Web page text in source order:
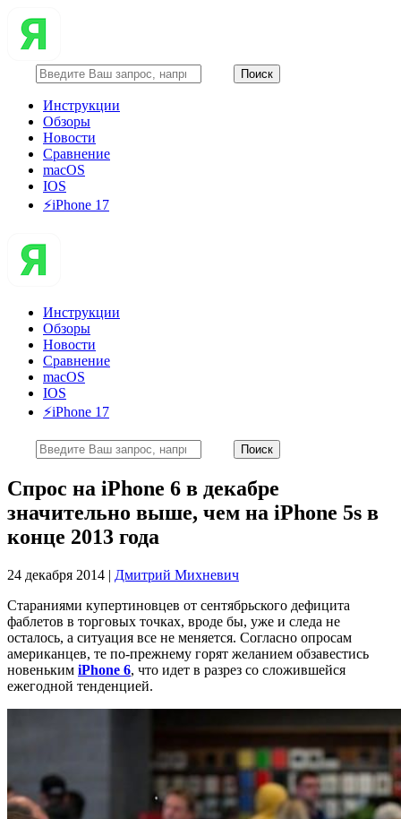
Инструкции
Обзоры
Новости
Сравнение
macOS
IOS
⚡️iPhone 17
Инструкции
Обзоры
Новости
Сравнение
macOS
IOS
⚡️iPhone 17
Спрос на iPhone 6 в декабре
значительно выше, чем на iPhone 5s в
конце 2013 года
24 декабря 2014 | Дмитрий Михневич
Стараниями купертиновцев от сентябрьского дефицита
фаблетов в торговых точках, вроде бы, уже и следа не
осталось, а ситуация все не меняется. Согласно опросам
американцев, те по-прежнему горят желанием обзавестись
новеньким iPhone 6, что идет в разрез со сложившейся
ежегодной тенденцией.